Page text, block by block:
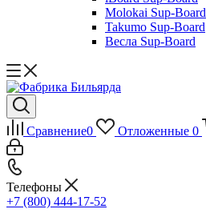
Molokai Sup-Board
Takumo Sup-Board
Весла Sup-Board
Сравнение0 Отложенные 0
Телефоны
+7 (800) 444-17-52